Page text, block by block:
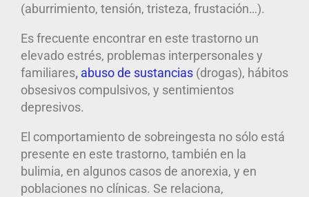
(aburrimiento, tensión, tristeza, frustación…).
Es frecuente encontrar en este trastorno un
elevado estrés, problemas interpersonales y
familiares, abuso de sustancias (drogas), hábitos
obsesivos compulsivos, y sentimientos
depresivos.
El comportamiento de sobreingesta no sólo está
presente en este trastorno, también en la
bulimia, en algunos casos de anorexia, y en
poblaciones no clínicas. Se relaciona,